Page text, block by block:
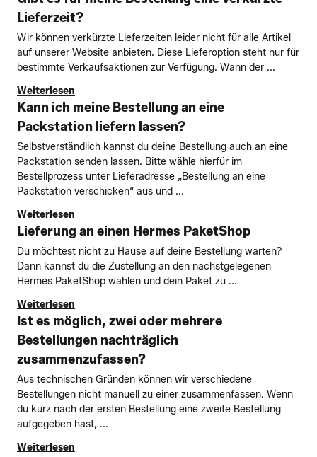
Lieferzeit?
Wir können verkürzte Lieferzeiten leider nicht für alle Artikel
auf unserer Website anbieten. Diese Lieferoption steht nur für
bestimmte Verkaufsaktionen zur Verfügung. Wann der ...
Weiterlesen
Kann ich meine Bestellung an eine
Packstation liefern lassen?
Selbstverständlich kannst du deine Bestellung auch an eine
Packstation senden lassen. Bitte wähle hierfür im
Bestellprozess unter Lieferadresse „Bestellung an eine
Packstation verschicken“ aus und ...
Weiterlesen
Lieferung an einen Hermes PaketShop
Du möchtest nicht zu Hause auf deine Bestellung warten?
Dann kannst du die Zustellung an den nächstgelegenen
Hermes PaketShop wählen und dein Paket zu ...
Weiterlesen
Ist es möglich, zwei oder mehrere
Bestellungen nachträglich
zusammenzufassen?
Aus technischen Gründen können wir verschiedene
Bestellungen nicht manuell zu einer zusammenfassen. Wenn
du kurz nach der ersten Bestellung eine zweite Bestellung
aufgegeben hast, ...
Weiterlesen